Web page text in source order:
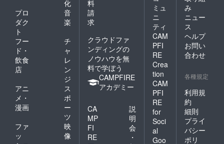
年保護
及び健
全育成
の観点
から有
害であ
るもの
又はそ
れのあ
の ⑧
公衆に
不快の
念又は
危害を
与える
もの ⑨
るもの
又はそ
のおそ
れのあ
るもの
③人権
侵害と
なるも
そのお
あるも
の ④政
治性の
あるも
の ⑤宗
教性の
あるも
化
プロ
ダク
ト
音
楽
フー
ド・
飲食
店
チ
ャ
レ
ン
ジ
アニ
メ・
漫画
ス
ポ
ー
ツ
ファ
ッ
映
像
料
請
求
クラウドファ
ンディングの
ノウハウを無
料で学ぼう
CAMPFIRE
アカデミー
CA
MP
FI
RE
説
明
会
・
ミュ
ニ
ティ
CAM
PFI
RE
Crea
tion
CAM
PFI
RE
for
Soci
al
Goo
み
ニュー
ス
ヘルプ
お問い
合わせ
各種規定
利用規
約
細則
プライ
バシー
ポリ